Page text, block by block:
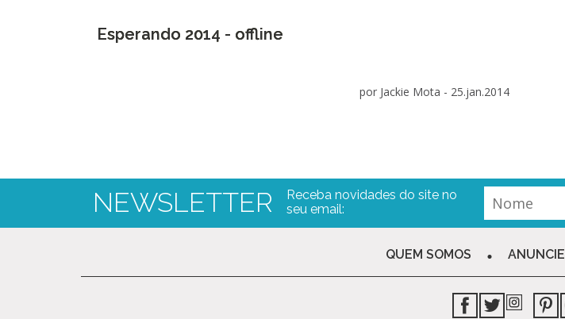
Esperando 2014 - offline
por Jackie Mota - 25.jan.2014
NEWSLETTER
Receba novidades do site no
seu email:
QUEM SOMOS ANUNCIE